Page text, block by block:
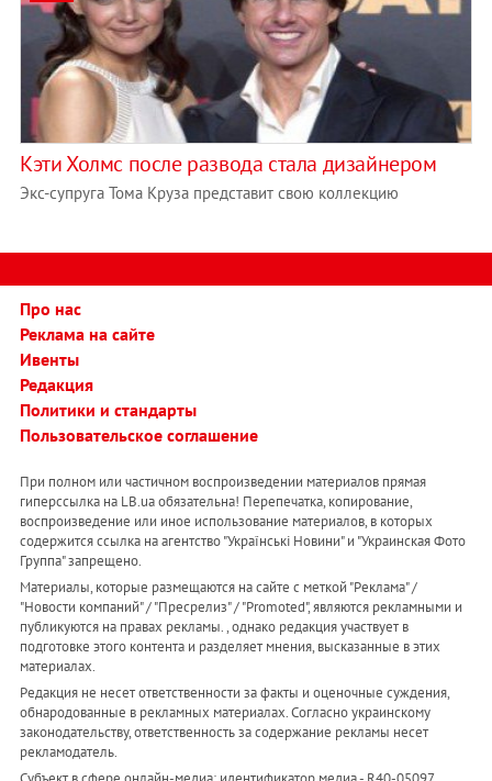
Кэти Холмс после развода стала дизайнером
Экс-супруга Тома Круза представит свою коллекцию
Про нас
Реклама на сайте
Ивенты
Редакция
Политики и стандарты
Пользовательское соглашение
При полном или частичном воспроизведении материалов прямая
гиперссылка на LB.ua обязательна! Перепечатка, копирование,
воспроизведение или иное использование материалов, в которых
содержится ссылка на агентство "Українськi Новини" и "Украинская Фото
Группа" запрещено.
Материалы, которые размещаются на сайте с меткой "Реклама" /
"Новости компаний" / "Пресрелиз" / "Promoted", являются рекламными и
публикуются на правах рекламы. , однако редакция участвует в
подготовке этого контента и разделяет мнения, высказанные в этих
материалах.
Редакция не несет ответственности за факты и оценочные суждения,
обнародованные в рекламных материалах. Согласно украинскому
законодательству, ответственность за содержание рекламы несет
рекламодатель.